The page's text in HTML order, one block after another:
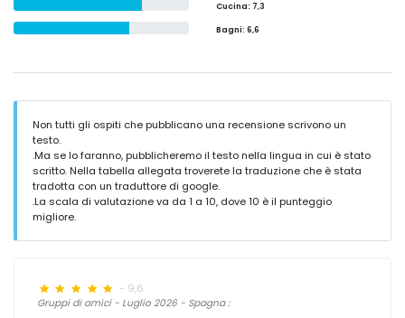
Cucina: 7,3
Bagni: 6,6
Non tutti gli ospiti che pubblicano una recensione scrivono un
testo.
.Ma se lo faranno, pubblicheremo il testo nella lingua in cui è stato
scritto. Nella tabella allegata troverete la traduzione che è stata
tradotta con un traduttore di google.
.La scala di valutazione va da 1 a 10, dove 10 è il punteggio
migliore.
- 9,6
Gruppi di amici - Luglio 2026 - Spagna :